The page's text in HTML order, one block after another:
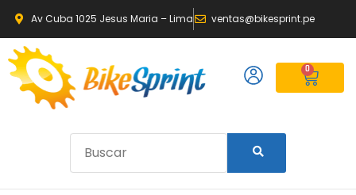
Av Cuba 1025 Jesus Maria – Lima ventas@bikesprint.pe
0